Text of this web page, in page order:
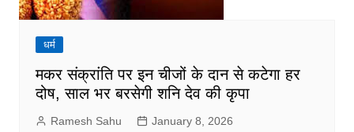
धर्म
मकर संक्रांति पर इन चीजों के दान से कटेगा हर
दोष, साल भर बरसेगी शनि देव की कृपा
Ramesh Sahu January 8, 2026